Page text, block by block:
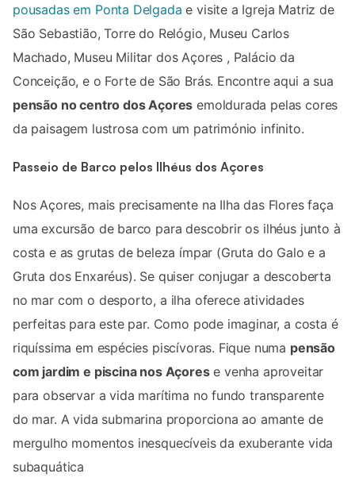
pousadas em Ponta Delgada e visite a Igreja Matriz de
São Sebastião, Torre do Relógio, Museu Carlos
Machado, Museu Militar dos Açores , Palácio da
Conceição, e o Forte de São Brás. Encontre aqui a sua
pensão no centro dos Açores emoldurada pelas cores
da paisagem lustrosa com um património infinito.
Passeio de Barco pelos Ilhéus dos Açores
Nos Açores, mais precisamente na Ilha das Flores faça
uma excursão de barco para descobrir os ilhéus junto à
costa e as grutas de beleza ímpar (Gruta do Galo e a
Gruta dos Enxaréus). Se quiser conjugar a descoberta
no mar com o desporto, a ilha oferece atividades
perfeitas para este par. Como pode imaginar, a costa é
riquíssima em espécies piscívoras. Fique numa pensão
com jardim e piscina nos Açorese venha aproveitar
para observar a vida marítima no fundo transparente
do mar. A vida submarina proporciona ao amante de
mergulho momentos inesquecíveis da exuberante vida
subaquática